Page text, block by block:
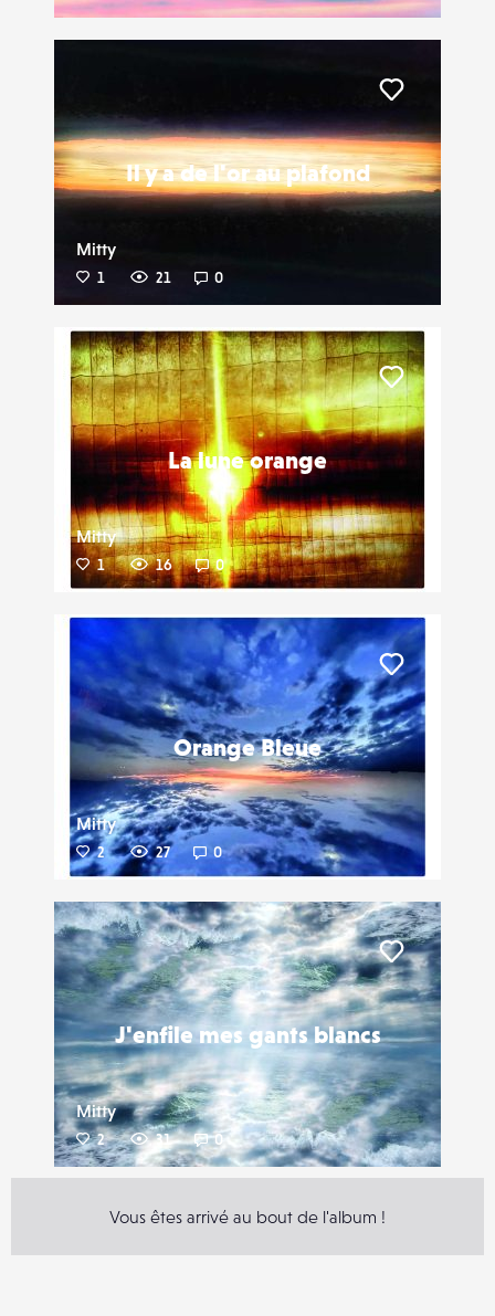
Il y a de l'or au plafond
Mitty
1 21 0
La lune orange
Mitty
1 16 0
Orange Bleue
Mitty
2 27 0
J'enfile mes gants blancs
Mitty
2 31 0
Liker
Vous êtes arrivé au bout de l'album !